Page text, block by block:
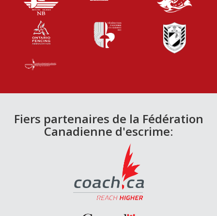
Fiers partenaires de la Fédération
Canadienne d'escrime: